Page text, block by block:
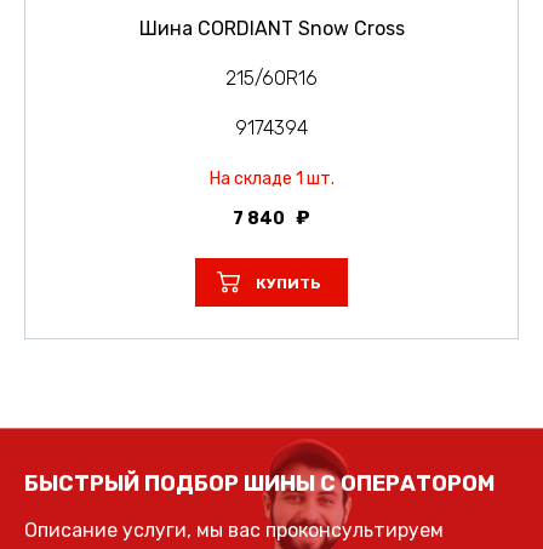
Шина CORDIANT Snow Cross
215/60R16
9174394
На складе 1 шт.
7 840
КУПИТЬ
БЫСТРЫЙ ПОДБОР ШИНЫ С ОПЕРАТОРОМ
Описание услуги, мы вас проконсультируем